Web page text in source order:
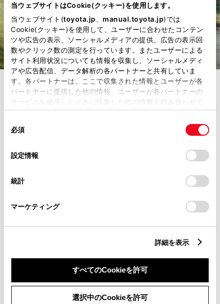
当ウェブサイトはCookie(クッキー)を使用します。
当ウェブサイト(toyota.jp manual.toyota.jp)では
Cookie(クッキー)を使用して、ユーザーに合わせたコンテン
ツや広告の表示、ソーシャルメディアの提供、広告の表示回
数やクリック数の測定を行っています。またユーザーによる
サイト利用状況についても情報を収集し、ソーシャルメディ
アや広告配信、データ解析の各パートナーと共有していま
す。各パートナーは、ここで収集された情報とユーザーが各
パートナーに提供した他の情報、ユーザーが各パートナーの
サービスを使用したときに収集した他の情報を組み合わせて
使用することがあります。当ウェブサイトの使用を続行する
デバイスにすべてのCookie(クッキー)が保存されることに同
意したことになります。Cookie(クッキー)のオプトアウト、
設定の変更、同意を撤回したりするにあたっては、当社の
「Cookie（クッキー）情報の取り扱いについて
」をご覧くだ
必須
設定情報
統計
マーケティング
詳細を表示
すべてのCookieを許可
選択中のCookieを許可
カスタマイズ
冒険の数だけ、自分仕
行き先も、使い方も、制限はいらな
い。こだわりのギアを搭載して、あ
なただけの相棒へ。
WEBカタログ・スペ